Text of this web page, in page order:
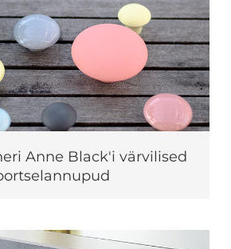
Anne Black'i värvilised